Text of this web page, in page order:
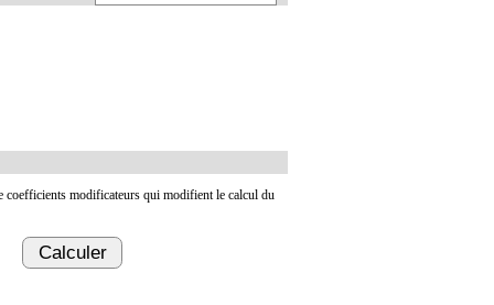
coefficients modificateurs qui modifient le calcul du
Calculer